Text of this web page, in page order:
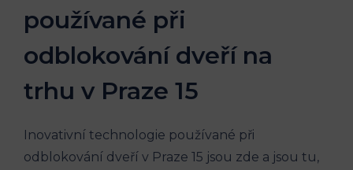
⁣používané ‌při
odblokování dveří na‍
trhu v Praze 15
Inovativní technologie používané při
odblokování dveří v Praze 15 jsou zde a jsou tu,